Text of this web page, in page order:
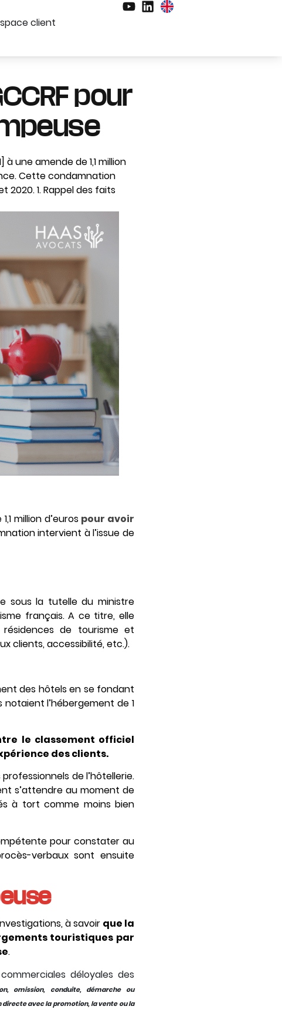
client
pour
une amende de 1,1 million
Cette condamnation
2020. 1. Rappel des faits
million d’euros pour avoir
intervient à l’issue de
sous la tutelle du ministre
français. A ce titre, elle
de tourisme et
clients, accessibilité, etc.).
des hôtels en se fondant
l’hébergement de 1
le classement officiel
des clients.
de l’hôtellerie.
s’attendre au moment de
à tort comme moins bien
pour constater au
verbaux sont ensuite
à savoir que la
touristiques par
.
déloyales des
omission, conduite, démarche ou
avec la promotion, la vente ou la